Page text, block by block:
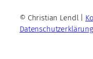
© Christian Lendl |
Datenschutzerklärung